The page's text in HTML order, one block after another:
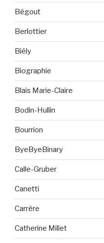
Bégout
Berlottier
Biély
Biographie
Blais Marie-Claire
Bodin-Hullin
Bourrion
ByeByeBinary
Calle-Gruber
Canetti
Carrère
Catherine Millet